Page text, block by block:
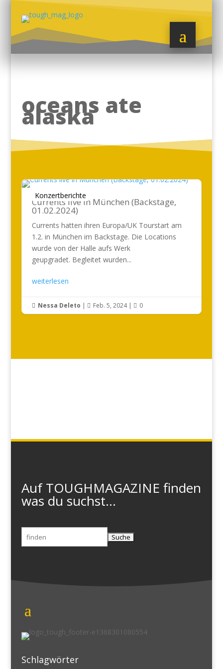
oceans ate
alaska
Konzertberichte
Currents live in München (Backstage,
01.02.2024)
Currents hatten ihren Europa/UK Tourstart am
1.2. in München im Backstage. Die Locations
wurde von der Halle aufs Werk
geupgradet. Begleitet wurden...
weiterlesen
 Nessa Deleto |  Feb. 5, 2024|  0
Auf TOUGHMAGAZINE finden
was du suchst...
Suchen
nach:
Schlagwörter